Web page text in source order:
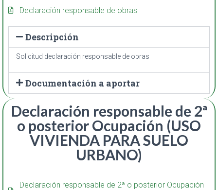
Declaración responsable de obras
Descripción
Solicitud declaración responsable de obras
Documentación a aportar
Declaración responsable de 2ª
o posterior Ocupación (USO
VIVIENDA PARA SUELO
URBANO)
Declaración responsable de 2ª o posterior Ocupación